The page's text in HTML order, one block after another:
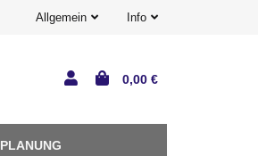
Allgemein Info
0,00 €
PLANUNG